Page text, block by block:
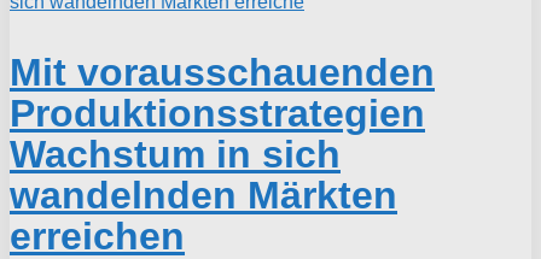
Mit vorausschauenden
Produktionsstrategien
Wachstum in sich
wandelnden Märkten
erreichen